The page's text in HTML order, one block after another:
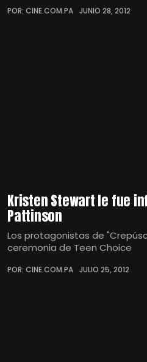
POR: CINE.COM.PA JUNIO 28, 2012
Kristen Stewart le fue
Pattinson
Los protagonistas de
ceremonia de Teen Choice
POR: CINE.COM.PA JULIO 25, 2012